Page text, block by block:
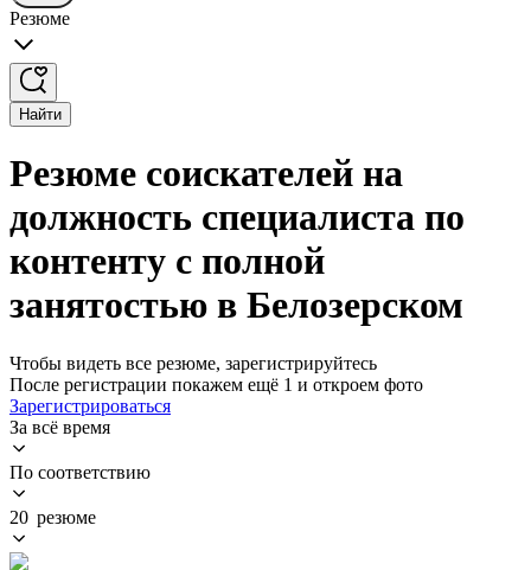
Резюме
Найти
Резюме соискателей на
должность специалиста по
контенту с полной
занятостью в Белозерском
Чтобы видеть все резюме, зарегистрируйтесь
После регистрации покажем ещё 1 и откроем фото
Зарегистрироваться
За всё время
По соответствию
20 резюме